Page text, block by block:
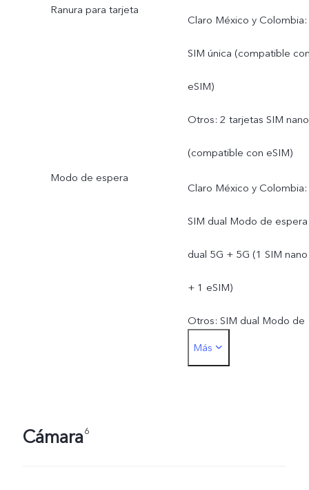
Ranura para tarjeta
Claro México y Colombia:
SIM única (compatible
eSIM)
Otros: 2 tarjetas SIM nano
(compatible con eSIM)
Modo de espera
Claro México y Colombia:
SIM dual Modo de espera
dual 5G + 5G (1 SIM nano
+ 1 eSIM)
Otros: SIM dual Modo de
espera dual 5G + 5G
Más
Cámara6